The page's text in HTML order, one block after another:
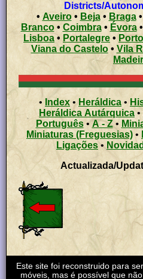
Districts/
•Aveiro• Beja• Braga•
Branco•Coimbra• Évora•
Lisboa• Portalegre • Porto
Viana do Castelo• Vila
• Index • Heráldica •
Heráldica Autárquica•
Português•A - Z•
Miniaturas (Freguesias) •
Ligações•
Actualizada/
Este site foi reconstruido para
móveis, mas é possível que